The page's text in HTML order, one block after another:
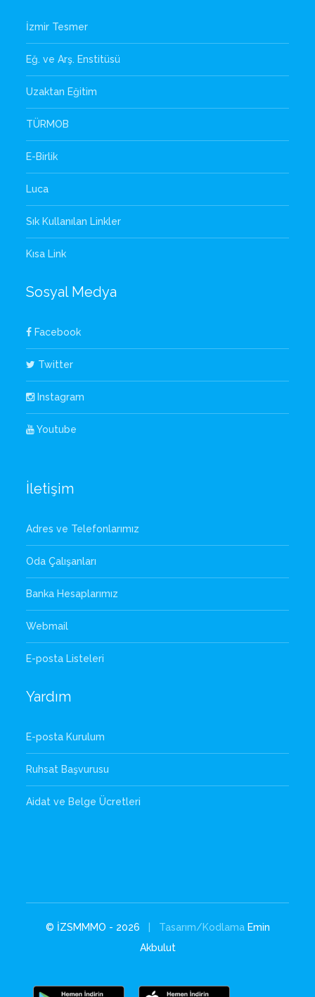
İzmir Tesmer
Eğ. ve Arş. Enstitüsü
Uzaktan Eğitim
TÜRMOB
E-Birlik
Luca
Sık Kullanılan Linkler
Kısa Link
Sosyal Medya
Facebook
Twitter
Instagram
Youtube
İletişim
Adres ve Telefonlarımız
Oda Çalışanları
Banka Hesaplarımız
Webmail
E-posta Listeleri
Yardım
E-posta Kurulum
Ruhsat Başvurusu
Aidat ve Belge Ücretleri
© İZSMMMO - 2026 | Tasarım/Kodlama Emin
Akbulut